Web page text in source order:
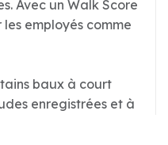
Avec un Walk Score
employés comme
baux à court
enregistrées et à